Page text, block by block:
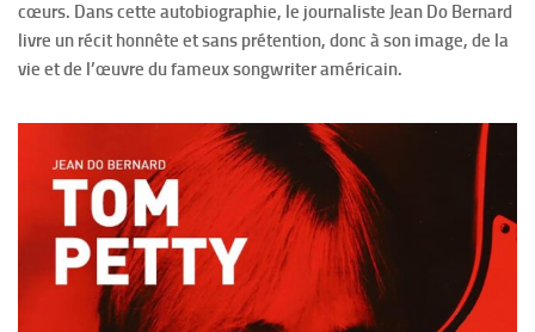
cœurs. Dans cette autobiographie, le journaliste Jean Do Bernard
livre un récit honnête et sans prétention, donc à son image, de la
vie et de l’œuvre du fameux songwriter américain.